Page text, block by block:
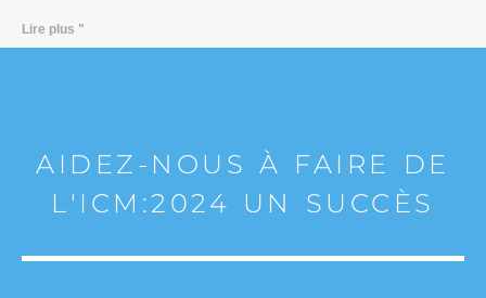
Lire plus "
AIDEZ-NOUS À FAIRE DE
L'ICM:2024 UN SUCCÈS